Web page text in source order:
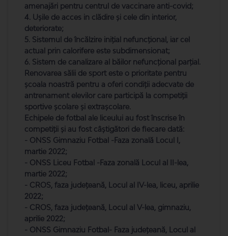
amenajări pentru centrul de vaccinare anti-covid;
4. Ușile de acces in clădire și cele din interior,
deteriorate;
5. Sistemul de încălzire inițial nefuncțional, iar cel
actual prin calorifere este subdimensionat;
6. Sistem de canalizare al băilor nefuncțional parțial.
Renovarea sălii de sport este o prioritate pentru
școala noastră pentru a oferi condiții adecvate de
antrenament elevilor care participă la competiții
sportive școlare și extrașcolare.
Echipele de fotbal ale liceului au fost înscrise în
competiții și au fost câștigători de fiecare dată:
- ONSS Gimnaziu Fotbal -Faza zonală Locul I,
martie 2022;
- ONSS Liceu Fotbal -Faza zonală Locul al II-lea,
martie 2022;
- CROS, faza județeană, Locul al IV-lea, liceu, aprilie
2022;
- CROS, faza județeană, Locul al V-lea, gimnaziu,
aprilie 2022;
- ONSS Gimnaziu Fotbal- Faza județeană, Locul al